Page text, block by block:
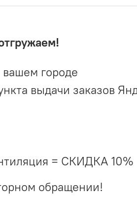
городе
выдачи заказов
= СКИДКА 10%
обращении!